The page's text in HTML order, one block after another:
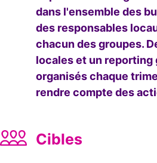
dans l'ensemble des
des responsables
chacun des groupes.
locales et un reporting
organisés chaque
rendre compte des
Cibles